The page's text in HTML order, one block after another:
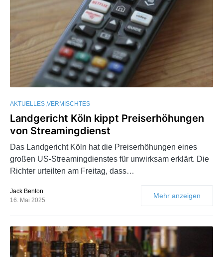
AKTUELLES VERMISCHTES
Landgericht Köln kippt Preiserhöhungen
von Streamingdienst
Das Landgericht Köln hat die Preiserhöhungen eines
großen US-Streamingdienstes für unwirksam erklärt. Die
Richter urteilten am Freitag, dass…
Jack Benton
16. Mai 2025
Mehr anzeigen